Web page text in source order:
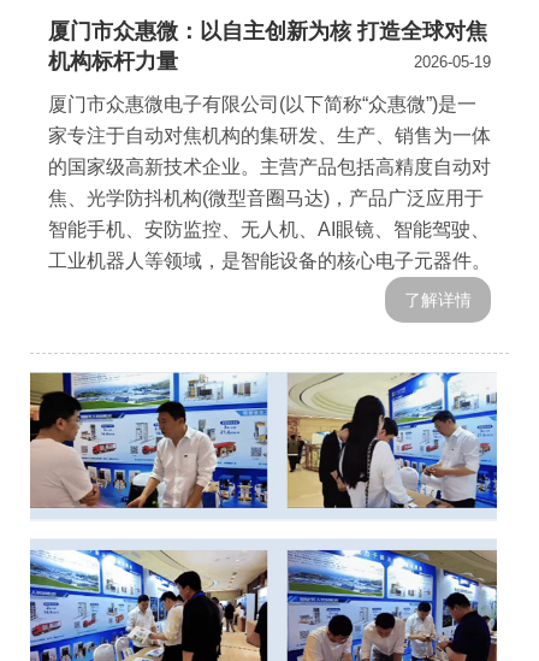
厦门市众惠微：以自主创新为核 打造全球对焦
机构标杆力量
2026-05-19
厦门市众惠微电子有限公司(以下简称“众惠微”)是一
家专注于自动对焦机构的集研发、生产、销售为一体
的国家级高新技术企业。主营产品包括高精度自动对
焦、光学防抖机构(微型音圈马达)，产品广泛应用于
智能手机、安防监控、无人机、AI眼镜、智能驾驶、
工业机器人等领域，是智能设备的核心电子元器件。
了解详情